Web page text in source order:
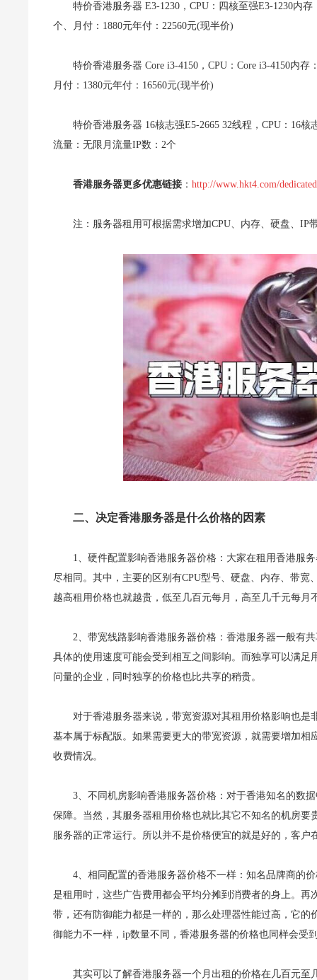
特价香港服务器 E3-1230，CPU：四核至强E3-1230内
个、月付：1880元年付：22560元(现半价)
特价香港服务器 Core i3-4150，CPU：Core i3-4150内
月付：1380元年付：16560元(现半价)
特价香港服务器 16核志强E5-2665 32线程，CPU：16
流量：无限月流量IP数：2个
香港服务器更多优惠链接 ： http://www.hkt4.com/
注：服务器租用可根据需求增加CPU、内存、硬盘、IP
二、决定香港服务器是什么价格的因素
1、硬件配置影响香港服务器价格：大家在租用香港服
尽相同。其中，主要的区别有CPU型号、硬盘、内存、带
越高租用价格也就越贵，低至几百元每月，高至几千元每月
2、带宽线路影响香港服务器价格：香港服务器一般有
具体的使用速度可能会受到相互之间影响。而独享可以满
问量的企业，同时独享的价格也比共享的稍贵。
对于香港服务器来说，带宽资源对其租用价格影响也
基本属于标配版。如果需要更大的带宽资源，就需要增加
收费情况。
3、不同机房影响香港服务器价格：对于香港知名的数
保障。当然，其服务器租用价格也就比其它不知名的机房
服务器的正常运行。所以并不是价格便宜的就是好的，客户
4、相同配置的香港服务器价格不一样：知名品牌商的
是租用时，这些广告费用都会平均分摊到消费者的身上。
带，还有防御能力都是一样的，那么处理器性能过高，它
御能力不一样，ip数量不同，香港服务器的价格也同样会受
其实可以了解香港服务器一个月出租的价格在几百元